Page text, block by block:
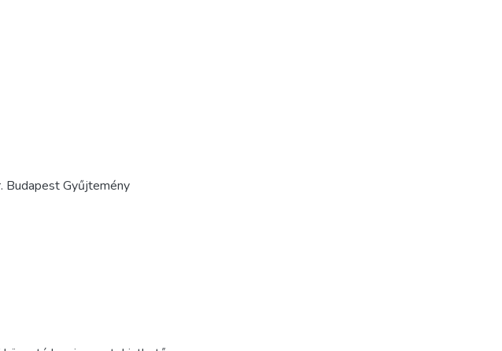
Budapest Gyűjtemény